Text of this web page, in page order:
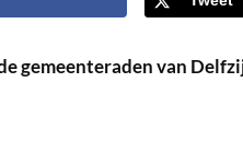
gemeenteraden van